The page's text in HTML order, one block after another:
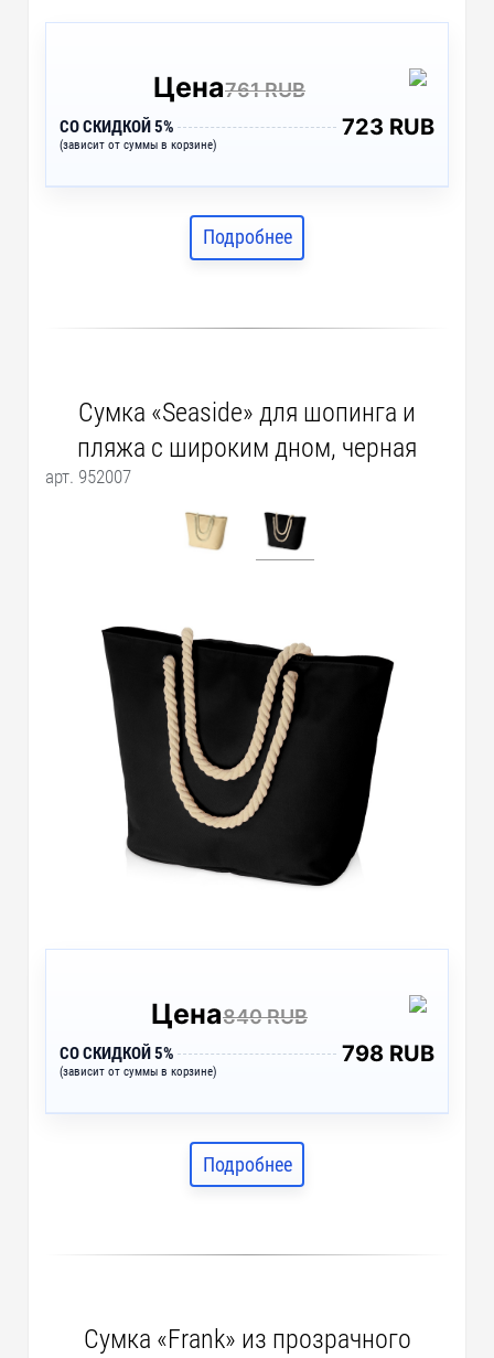
Цена761 RUB
СО СКИДКОЙ 5%
(зависит от суммы в корзине)
723 RUB
Подробнее
Сумка «Seaside» для шопинга и
пляжа с широким дном, черная
арт. 952007
Цена840 RUB
СО СКИДКОЙ 5%
(зависит от суммы в корзине)
798 RUB
Подробнее
Сумка «Frank» из прозрачного